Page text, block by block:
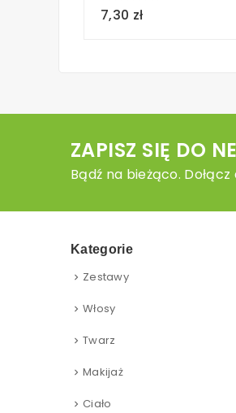
7,30 zł
ZAPISZ SIĘ DO
Bądź na bieżąco. Dołącz
Kategorie
Zestawy
Włosy
Twarz
Makijaż
Ciało